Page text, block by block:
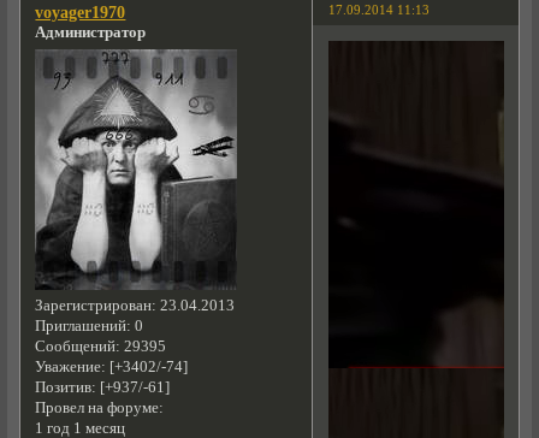
17.09.2014 11:13
voyager1970
Администратор
Зарегистрирован: 23.04.2013
Приглашений: 0
Сообщений: 29395
Уважение: [+3402/-74]
Позитив: [+937/-61]
Провел на форуме:
1 год 1 месяц